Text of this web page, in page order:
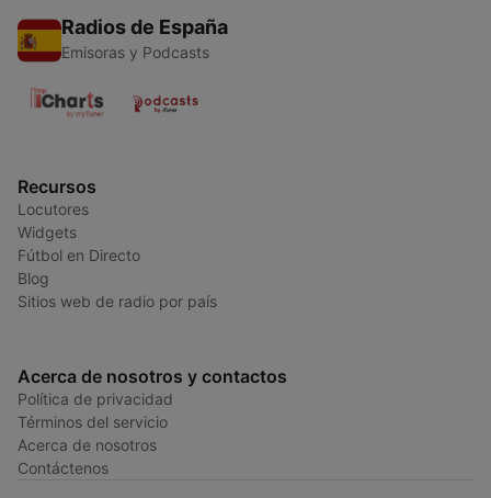
Radios de España
Emisoras y Podcasts
Recursos
Locutores
Widgets
Fútbol en Directo
Blog
Sitios web de radio por país
Acerca de nosotros y contactos
Política de privacidad
Términos del servicio
Acerca de nosotros
Contáctenos